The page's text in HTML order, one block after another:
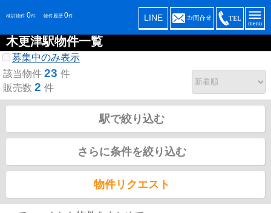
検討物件 0件 物件履歴 0件 LINE
木更津駅物件一覧
募集中のみ表示
該当物件 23 件
販売数 2 件
駅で絞り込む
さらに条件を絞り込む
物件リクエスト